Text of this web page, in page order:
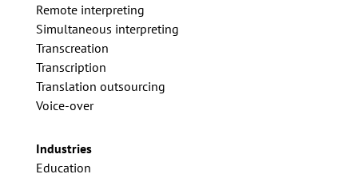
Remote interpreting
Simultaneous interpreting
Transcreation
Transcription
Translation outsourcing
Voice-over
Industries
Education